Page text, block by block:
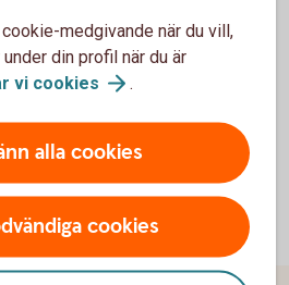
medgivande när du vill,
din profil när du är
vi cookies .
alla cookies
cookies